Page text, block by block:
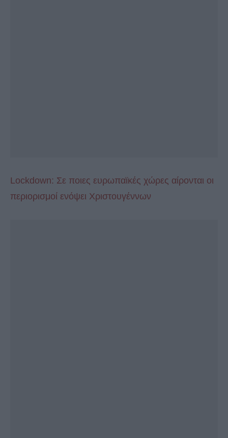
Lockdown: Σε ποιες ευρωπαϊκές χώρες αίρονται οι
περιορισμοί ενόψει Χριστουγέννων